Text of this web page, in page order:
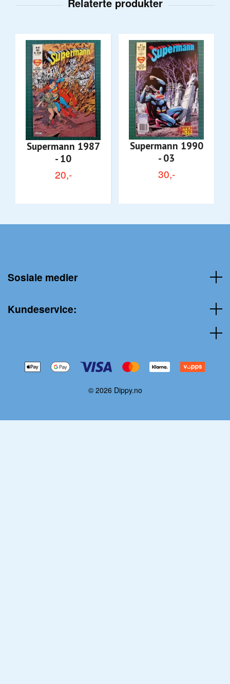
Supermann 1987
- 10
20,-
Supermann 1990
- 03
30,-
Sosiale medier
Kundeservice:
© 2026 Dippy.no